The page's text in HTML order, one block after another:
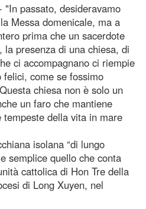
passato, desideravamo
Messa domenicale, ma a
prima che un sacerdote
presenza di una chiesa, di
ci accompagnano ci riempie
come se fossimo
chiesa non è solo un
un faro che mantiene
della vita in mare
isolana “di lungo
semplice quello che conta
cattolica di Hon Tre della
di Long Xuyen, nel